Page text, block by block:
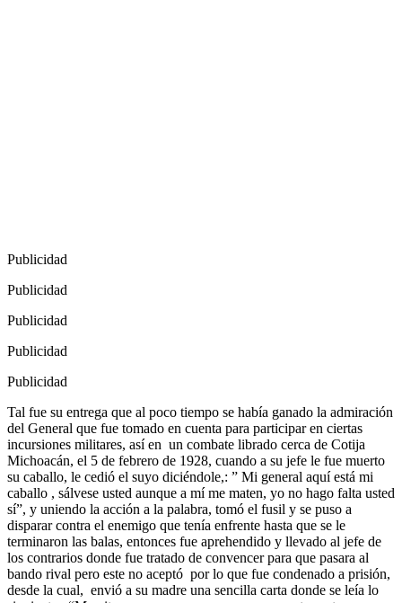
Publicidad
Publicidad
Publicidad
Publicidad
Publicidad
Tal fue su entrega que al poco tiempo se había ganado la admiración
del General que fue tomado en cuenta para participar en ciertas
incursiones militares, así en un combate librado cerca de Cotija
Michoacán, el 5 de febrero de 1928, cuando a su jefe le fue muerto
su caballo, le cedió el suyo diciéndole,: ” Mi general aquí está mi
caballo , sálvese usted aunque a mí me maten, yo no hago falta usted
sí”, y uniendo la acción a la palabra, tomó el fusil y se puso a
disparar contra el enemigo que tenía enfrente hasta que se le
terminaron las balas, entonces fue aprehendido y llevado al jefe de
los contrarios donde fue tratado de convencer para que pasara al
bando rival pero este no aceptó por lo que fue condenado a prisión,
desde la cual, envió a su madre una sencilla carta donde se leía lo